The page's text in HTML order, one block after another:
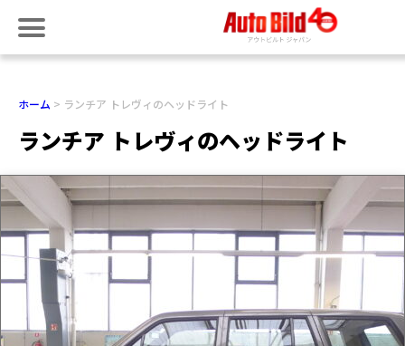
ホーム ランチア トレヴィのヘッドライト
ランチア トレヴィのヘッドライト